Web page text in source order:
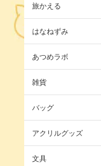
旅かえる
はなねずみ
あつめラボ
雑貨
バッグ
アクリルグッズ
文具